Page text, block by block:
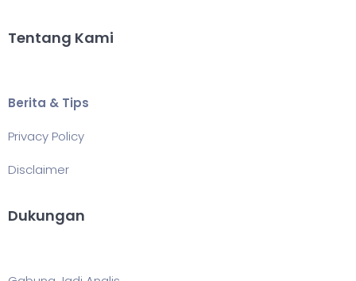
Tentang Kami
Berita & Tips
Privacy Policy
Disclaimer
Dukungan